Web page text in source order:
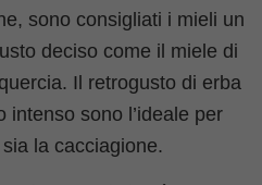
sono consigliati i mieli un
deciso come il miele di
Il retrogusto di erba
intenso sono l’ideale per
la cacciagione.